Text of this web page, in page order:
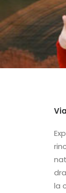
la